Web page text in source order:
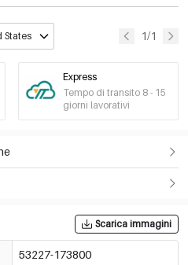
States 1/1
Express
Tempo di transito 8 - 15
giorni lavorativi
Scarica immagini
53227-173800